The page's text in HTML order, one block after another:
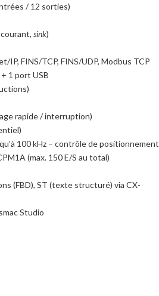
/ 12 sorties)
courant,sink)
IP, FINS/TCP, FINS/UDP, Modbus TCP
1 port USB
rapide / interruption)
100 kHz – contrôle de positionnement
(max. 150 E/S au total)
(FBD), ST (texte structuré) via CX-
Studio